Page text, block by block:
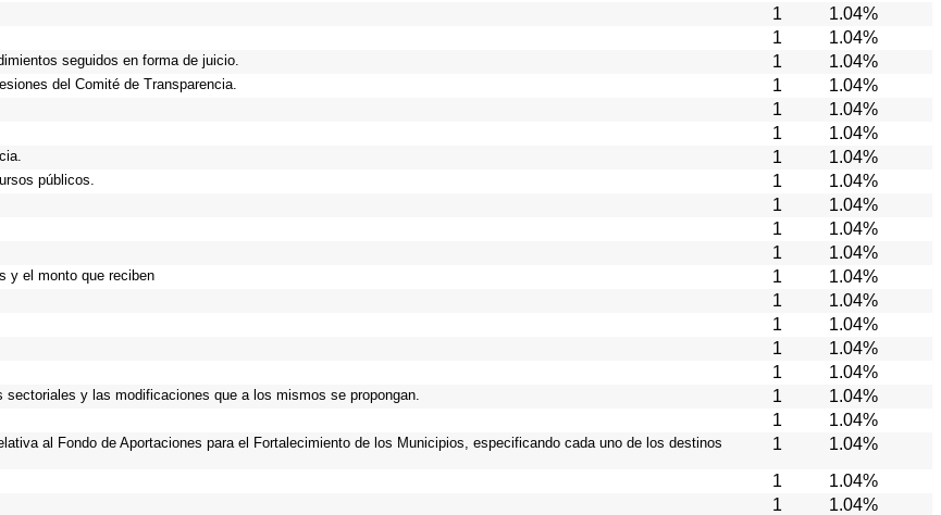
1 1.04%
1 1.04%
seguidos en forma de juicio. 1 1.04%
del Comité de Transparencia. 1 1.04%
1 1.04%
1 1.04%
1 1.04%
públicos. 1 1.04%
1 1.04%
1 1.04%
1 1.04%
y el monto que reciben 1 1.04%
1 1.04%
1 1.04%
1 1.04%
1 1.04%
y las modificaciones que a los mismos se propongan. 1 1.04%
1 1.04%
al Fondo de Aportaciones para el Fortalecimiento de los Municipios, especificando cada uno de los destinos
1 1.04%
1 1.04%
1 1.04%